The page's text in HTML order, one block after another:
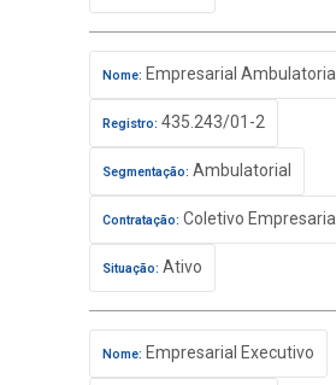
Nome: Empresarial Ambulatorial
Registro: 435.243/01-2
Segmentação: Ambulatorial
Contratação: Coletivo Empresarial
Situação: Ativo
Nome: Empresarial Executivo